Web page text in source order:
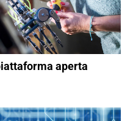
aperta